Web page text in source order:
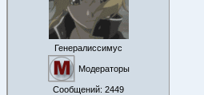
Генералиссимус
Модераторы
Сообщений: 2449